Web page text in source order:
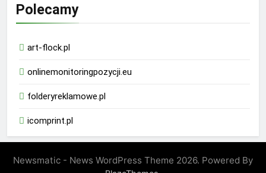
Polecamy
art-flock.pl
onlinemonitoringpozycji.eu
folderyreklamowe.pl
icomprint.pl
Newsmatic - News WordPress Theme 2026. Powered By